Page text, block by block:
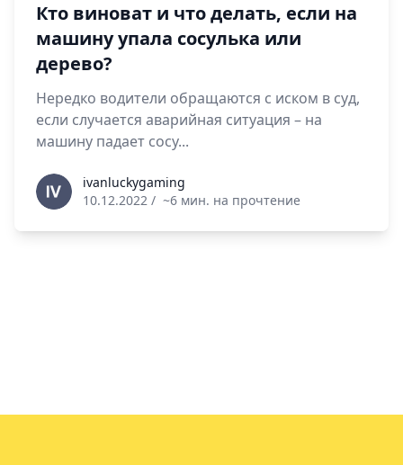
Кто виноват и что делать, если на
машину упала сосулька или
дерево?
Нередко водители обращаются с иском в суд,
если случается аварийная ситуация – на
машину падает сосу...
ivanluckygaming
ivanluckygaming
10.12.2022 / ~6 мин. на прочтение